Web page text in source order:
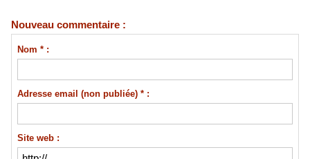
Nouveau commentaire :
Nom * :
Adresse email (non publiée) * :
Site web :